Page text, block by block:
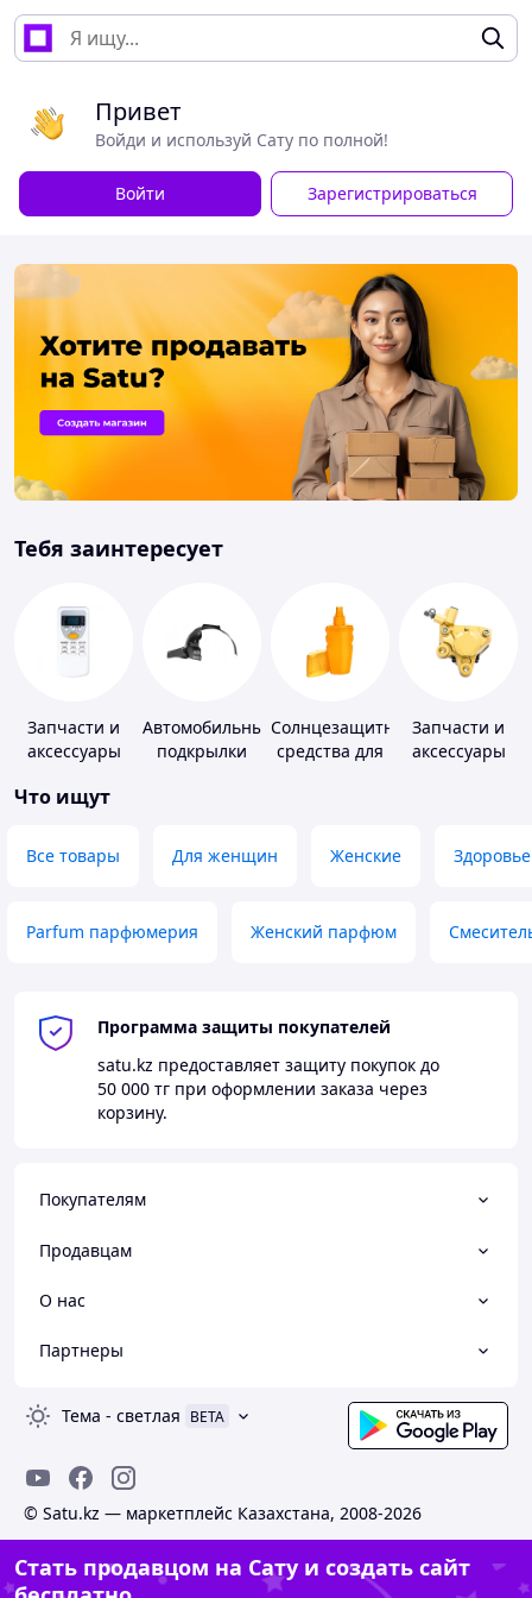
Привет
Войди и используй Сату по полной!
Войти Зарегистрироваться
Тебя заинтересует
Запчасти и
аксессуары
кондиционеров
Автомобильные
подкрылки
Солнцезащитные
средства для
Запчасти и
аксессуары
Что ищут
Все товары Для женщин Женские Здоровье
Parfum парфюмерия Женский парфюм
Программа защиты покупателей
satu.kz предоставляет защиту покупок до
50 000 тг при оформлении заказа через
корзину.
Покупателям
Продавцам
О нас
Партнеры
Тема - светлая BETA
© Satu.kz — маркетплейс Казахстана, 2008-2026
Стать продавцом на Сату и создать сайт